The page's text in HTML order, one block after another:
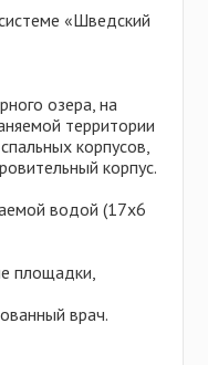
«Шведский
озера, на
территории
корпусов,
корпус.
водой (17х6
площадки,
врач.